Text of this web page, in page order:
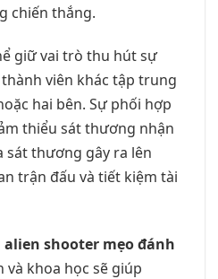
chiến thắng.
giữ vai trò thu hút sự
viên khác tập trung
hai bên. Sự phối hợp
thiểu sát thương nhận
sát thương gây ra lên
trận đấu và tiết kiệm tài
alien shooter mẹo đánh
và khoa học sẽ giúp